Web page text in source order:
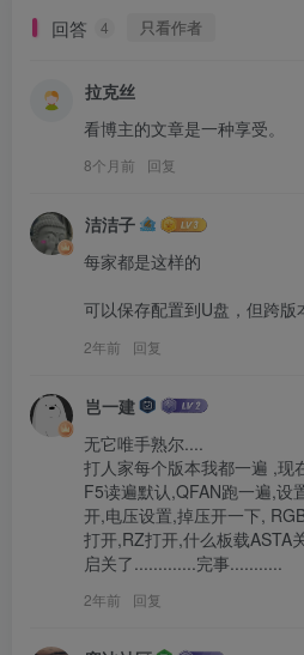
回答 4 只看作者
拉克丝
看博主的文章是一种享受。
8个月前 回复
洁洁子
每家都是这样的
可以保存配置到U盘，但跨版
2年前 回复
岂一建
无它唯手熟尔....
打人家每个版本我都一遍 ,现
F5读遍默认,QFAN跑一遍,设
开,电压设置,掉压开一下,
打开,RZ打开,什么板载ASTA
启关了.............完事...........
2年前 回复